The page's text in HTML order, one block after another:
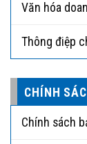
Văn hóa
Thông điệp
CHÍNH
Chính sách